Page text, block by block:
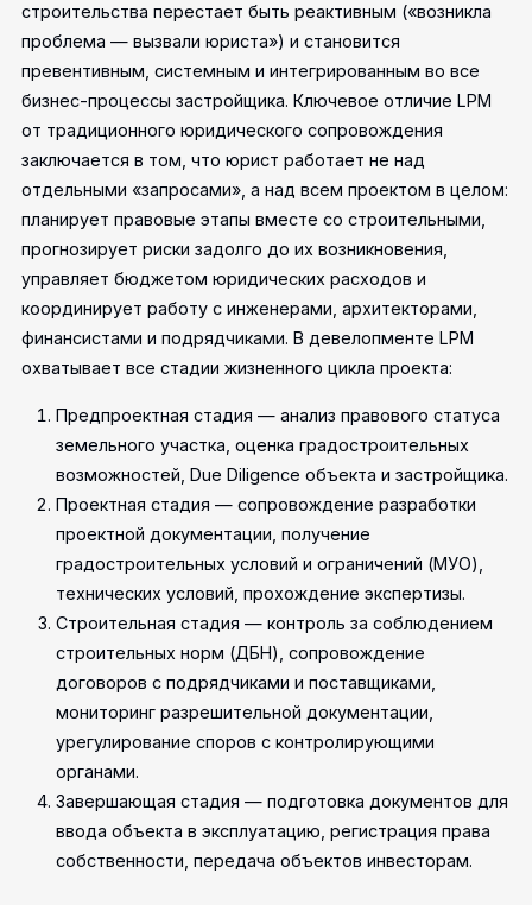
строительства перестает быть реактивным («возникла
проблема — вызвали юриста») и становится
превентивным, системным и интегрированным во все
бизнес-процессы застройщика. Ключевое отличие LPM
от традиционного юридического сопровождения
заключается в том, что юрист работает не над
отдельными «запросами», а над всем проектом в целом:
планирует правовые этапы вместе со строительными,
прогнозирует риски задолго до их возникновения,
управляет бюджетом юридических расходов и
координирует работу с инженерами, архитекторами,
финансистами и подрядчиками. В девелопменте LPM
охватывает все стадии жизненного цикла проекта:
Предпроектная стадия — анализ правового статуса
земельного участка, оценка градостроительных
возможностей, Due Diligence объекта и застройщика.
Проектная стадия — сопровождение разработки
проектной документации, получение
градостроительных условий и ограничений (МУО),
технических условий, прохождение экспертизы.
Строительная стадия — контроль за соблюдением
строительных норм (ДБН), сопровождение
договоров с подрядчиками и поставщиками,
мониторинг разрешительной документации,
урегулирование споров с контролирующими
органами.
Завершающая стадия — подготовка документов для
ввода объекта в эксплуатацию, регистрация права
собственности, передача объектов инвесторам.